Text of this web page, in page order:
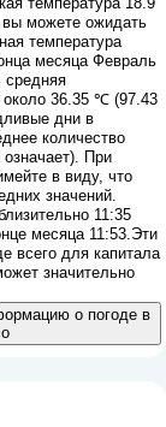
можете ожидать
температура
месяца Февраль
около 36.35 ℃ (97.43
дни в
количество
). При
в виду, что
значений.
11:35
месяца 11:53.Эти
всего для капитала
значительно
о погоде в